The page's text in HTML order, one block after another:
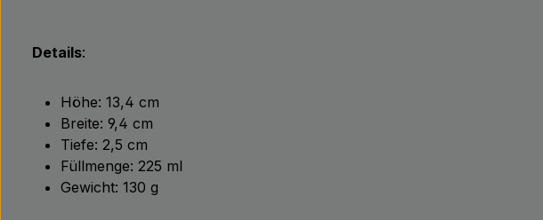
Details:
Höhe: 13,4 cm
Breite: 9,4 cm
Tiefe: 2,5 cm
Füllmenge: 225 ml
Gewicht: 130 g